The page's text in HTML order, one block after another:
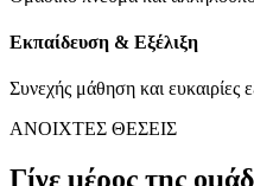
Εκπαίδευση & Εξέλιξη
Συνεχής μάθηση και ευκαιρίες
ΑΝΟΙΧΤΕΣ ΘΕΣΕΙΣ
Γίνε μέρος της